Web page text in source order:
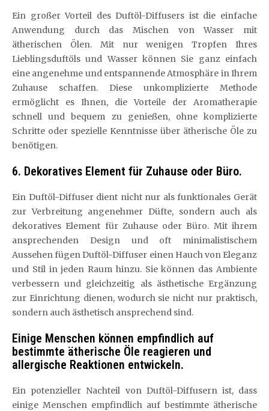
Ein großer Vorteil des Duftöl-Diffusers ist die einfache
Anwendung durch das Mischen von Wasser mit
ätherischen Ölen. Mit nur wenigen Tropfen Ihres
Lieblingsduftöls und Wasser können Sie ganz einfach
eine angenehme und entspannende Atmosphäre in Ihrem
Zuhause schaffen. Diese unkomplizierte Methode
ermöglicht es Ihnen, die Vorteile der Aromatherapie
schnell und bequem zu genießen, ohne komplizierte
Schritte oder spezielle Kenntnisse über ätherische Öle zu
benötigen.
6. Dekoratives Element für Zuhause oder Büro.
Ein Duftöl-Diffuser dient nicht nur als funktionales Gerät
zur Verbreitung angenehmer Düfte, sondern auch als
dekoratives Element für Zuhause oder Büro. Mit ihrem
ansprechenden Design und oft minimalistischem
Aussehen fügen Duftöl-Diffuser einen Hauch von Eleganz
und Stil in jeden Raum hinzu. Sie können das Ambiente
verbessern und gleichzeitig als ästhetische Ergänzung
zur Einrichtung dienen, wodurch sie nicht nur praktisch,
sondern auch ästhetisch ansprechend sind.
Einige Menschen können empfindlich auf
bestimmte ätherische Öle reagieren und
allergische Reaktionen entwickeln.
Ein potenzieller Nachteil von Duftöl-Diffusern ist, dass
einige Menschen empfindlich auf bestimmte ätherische